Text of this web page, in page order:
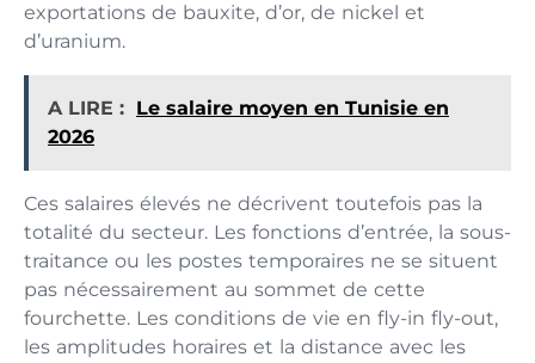
exportations de bauxite, d’or, de nickel et
d’uranium.
A LIRE : Le salaire moyen en Tunisie en
2026
Ces salaires élevés ne décrivent toutefois pas la
totalité du secteur. Les fonctions d’entrée, la sous-
traitance ou les postes temporaires ne se situent
pas nécessairement au sommet de cette
fourchette. Les conditions de vie en fly-in fly-out,
les amplitudes horaires et la distance avec les